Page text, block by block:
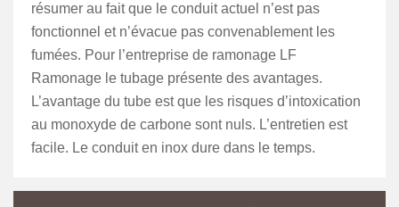
résumer au fait que le conduit actuel n’est pas
fonctionnel et n’évacue pas convenablement les
fumées. Pour l’entreprise de ramonage LF
Ramonage le tubage présente des avantages.
L’avantage du tube est que les risques d’intoxication
au monoxyde de carbone sont nuls. L’entretien est
facile. Le conduit en inox dure dans le temps.